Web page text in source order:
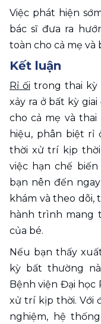
Việc phát hiện
bác sĩ đưa ra
toàn cho cả mẹ và
Kết luận
Rỉ ối trong thai kỳ
xảy ra ở bất kỳ
cho cả mẹ và thai
hiệu, phân biệt rỉ
thời xử trí kịp
việc hạn chế
bạn nên đến
khám và theo dõi,
hành trình mang
của bé.
Nếu bạn thấy
kỳ bất thường
Bệnh viện Đại học
xử trí kịp thời. Với
nghiệm, hệ